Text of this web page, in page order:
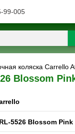
99-005
коляска Carrello
Blossom
5526 Blossom Pink